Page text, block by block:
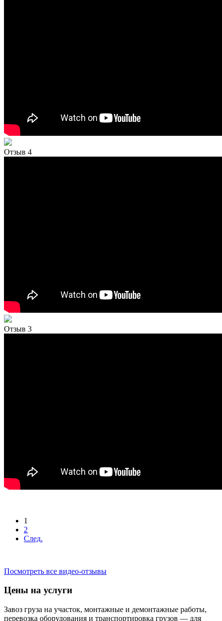
Отзыв 4
Отзыв 3
1
2
След.
Посмотреть все видео-отзывы
Цены на услуги
Завоз груза на участок, монтажные и демонтажные работы,
перевозка оборудования и транспортировка грузов — для